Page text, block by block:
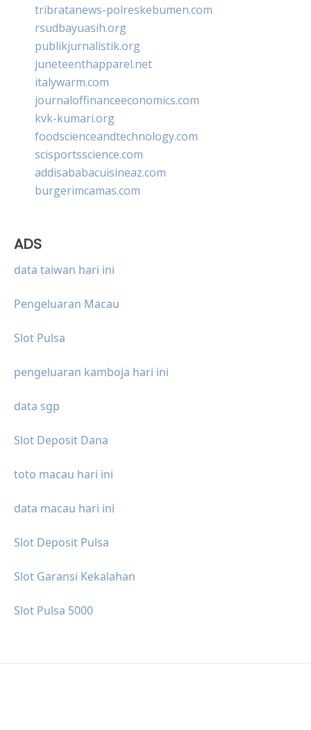
tribratanews-polreskebumen.com
rsudbayuasih.org
publikjurnalistik.org
juneteenthapparel.net
italywarm.com
journaloffinanceeconomics.com
kvk-kumari.org
foodscienceandtechnology.com
scisportsscience.com
addisababacuisineaz.com
burgerimcamas.com
ADS
data taiwan hari ini
Pengeluaran Macau
Slot Pulsa
pengeluaran kamboja hari ini
data sgp
Slot Deposit Dana
toto macau hari ini
data macau hari ini
Slot Deposit Pulsa
Slot Garansi Kekalahan
Slot Pulsa 5000